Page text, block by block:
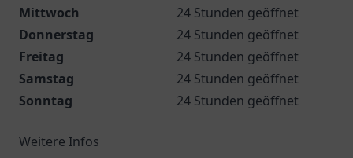
Mittwoch
24 Stunden geöffnet
Donnerstag
24 Stunden geöffnet
Freitag
24 Stunden geöffnet
Samstag
24 Stunden geöffnet
Sonntag
24 Stunden geöffnet
Weitere Infos